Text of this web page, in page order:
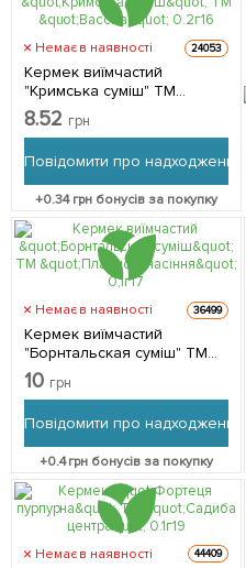
Немає в наявності 24053
Кермек виїмчастий
"Кримська суміш" ТМ
"Вассма" 0.2г
8.52 грн
Повідомити про надходження
+0.34грн бонусів за покупку
Немає в наявності 36499
Кермек виїмчастий
"Борнтальская суміш" ТМ
"Плазмові насіння" 0,1г
10 грн
Повідомити про надходження
+0.4грн бонусів за покупку
Немає в наявності 44409